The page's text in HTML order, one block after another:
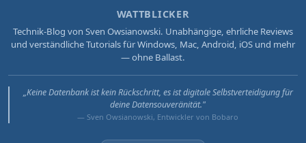
WATTBLICKER
Technik-Blog von Sven Owsianowski. Unabhängige, ehrliche Reviews
und verständliche Tutorials für Windows, Mac, Android, iOS und mehr
— ohne Ballast.
„Keine Datenbank ist kein Rückschritt, es ist digitale Selbstverteidigung für
deine Datensouveränität."
— Sven Owsianowski, Entwickler von Bobaro